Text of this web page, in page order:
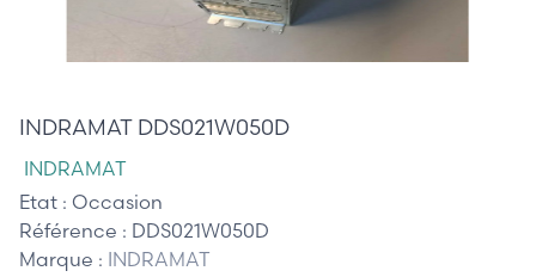
INDRAMAT DDS021W050D
INDRAMAT
Etat : Occasion
Référence : DDS021W050D
Marque : INDRAMAT